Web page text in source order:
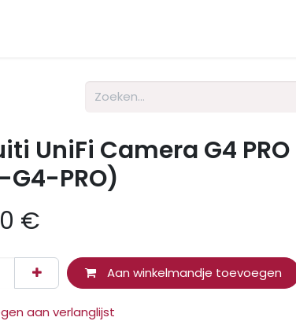
UniFi Camera G4 PRO
G4-PRO)
€
Aan winkelmandje toevoegen
aan verlanglijst